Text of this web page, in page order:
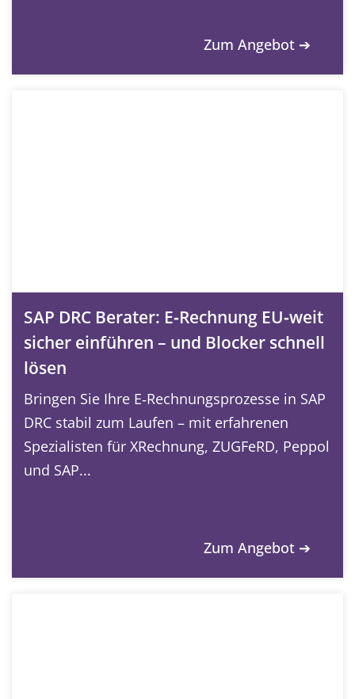
Zum Angebot ➔
SAP DRC Berater: E‑Rechnung EU‑weit
sicher einführen – und Blocker schnell
lösen
Bringen Sie Ihre E‑Rechnungsprozesse in SAP
DRC stabil zum Laufen – mit erfahrenen
Spezialisten für XRechnung, ZUGFeRD, Peppol
und SAP...
Zum Angebot ➔